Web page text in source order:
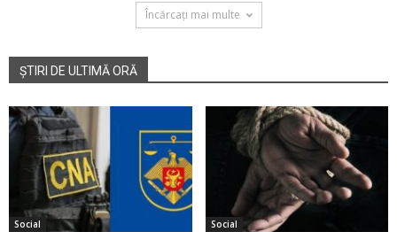
Încărcați mai multe
ȘTIRI DE ULTIMĂ ORĂ
Social Social